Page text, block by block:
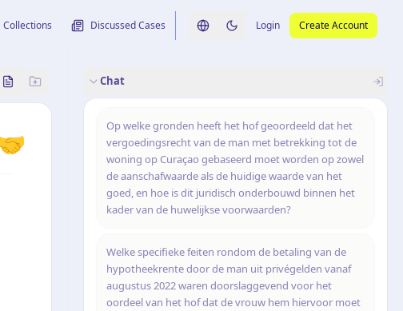
Collections Discussed Cases Switch language
Switch to dark theme
Login Create Account
reference
this analysis
Bekijk originele uitspraak
Chat
Op welke gronden heeft het hof geoordeeld dat het
vergoedingsrecht van de man met betrekking tot de
woning op Curaçao gebaseerd moet worden op zowel
de aanschafwaarde als de huidige waarde van het
goed, en hoe is dit juridisch onderbouwd binnen het
kader van de huwelijkse voorwaarden?
Welke specifieke feiten rondom de betaling van de
hypotheekrente door de man uit privégelden vanaf
augustus 2022 waren doorslaggevend voor het
oordeel van het hof dat de vrouw hem hiervoor moet